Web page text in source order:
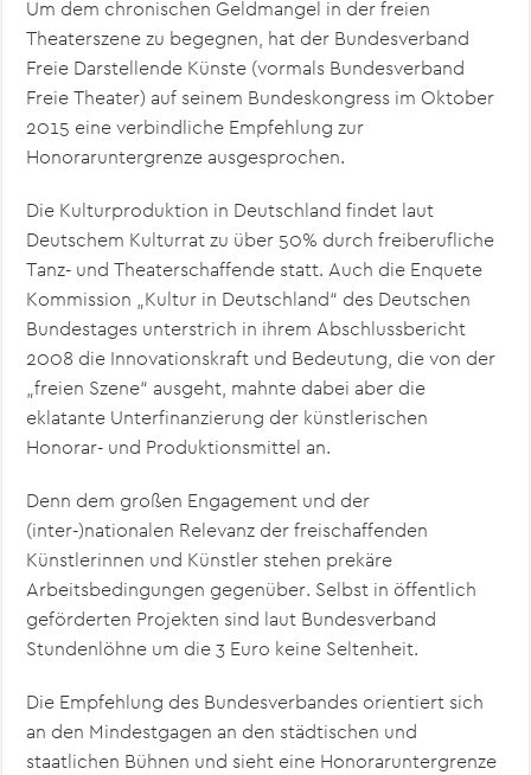
Um dem chronischen Geldmangel in der freien
Theaterszene zu begegnen, hat der Bundesverband
Freie Darstellende Künste (vormals Bundesverband
Freie Theater) auf seinem Bundeskongress im Oktober
2015 eine verbindliche Empfehlung zur
Honoraruntergrenze ausgesprochen.
Die Kulturproduktion in Deutschland findet laut
Deutschem Kulturrat zu über 50% durch freiberufliche
Tanz- und Theaterschaffende statt. Auch die Enquete
Kommission „Kultur in Deutschland“ des Deutschen
Bundestages unterstrich in ihrem Abschlussbericht
2008 die Innovationskraft und Bedeutung, die von der
„freien Szene“ ausgeht, mahnte dabei aber die
eklatante Unterfinanzierung der künstlerischen
Honorar- und Produktionsmittel an.
Denn dem großen Engagement und der
(inter-)nationalen Relevanz der freischaffenden
Künstlerinnen und Künstler stehen prekäre
Arbeitsbedingungen gegenüber. Selbst in öffentlich
geförderten Projekten sind laut Bundesverband
Stundenlöhne um die 3 Euro keine Seltenheit.
Die Empfehlung des Bundesverbandes orientiert sich
an den Mindestgagen an den städtischen und
staatlichen Bühnen und sieht eine Honoraruntergrenze